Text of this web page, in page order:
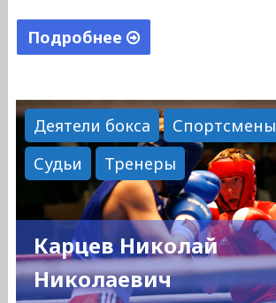
Подробнее
Павлович"
Деятели бокса
Спортсмены
Судьи
Тренеры
Карцев Николай
Николаевич